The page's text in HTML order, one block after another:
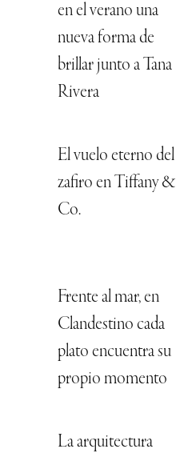
en el verano una
nueva forma de
brillar junto a Tana
Rivera
El vuelo eterno del
zafiro en Tiffany &
Co.
Frente al mar, en
Clandestino cada
plato encuentra su
propio momento
La arquitectura